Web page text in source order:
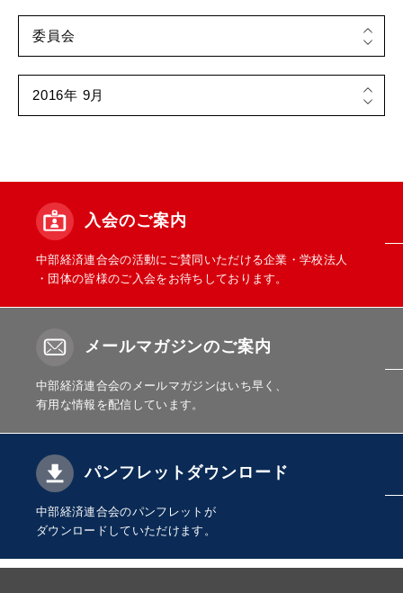
入会のご案内
中部経済連合会の活動にご賛同いただける企業・学校法人
・団体の皆様のご入会をお待ちしております。
メールマガジンのご案内
中部経済連合会のメールマガジンはいち早く、
有用な情報を配信しています。
パンフレットダウンロード
中部経済連合会のパンフレットが
ダウンロードしていただけます。